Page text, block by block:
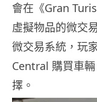
會在《Gran
虛擬物品的微交
微交易系統，玩
Central 購買車
擇。